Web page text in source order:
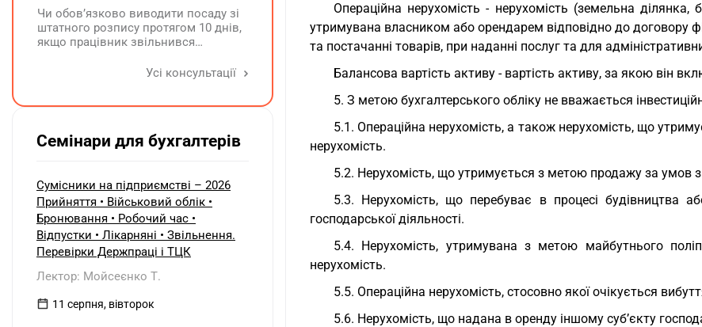
Операційна нерухомість - нерухомість (земельна
утримувана власником або орендарем відповідно до договору
та постачанні товарів, при наданні послуг та для
Балансова вартість активу - вартість активу, за якою він
5. З метою бухгалтерського обліку не вважається
5.1. Операційна нерухомість, а також нерухомість, що
нерухомість.
5.2. Нерухомість, що утримується з метою продажу за умов
5.3. Нерухомість, що перебуває в процесі будівництва
господарської діяльності.
5.4. Нерухомість, утримувана з метою майбутнього
нерухомість.
5.5. Операційна нерухомість, стосовно якої очікується
5.6. Нерухомість, що надана в оренду іншому суб’єкту
потрібно відображати отримані суми
у декларації "єдинника" за II квартал
2026 року? Чи можуть виникнути
Чи обов’язково виводити посаду зі
штатного розпису протягом 10 днів,
якщо працівник звільнився
Усі консультації
Семінари для бухгалтерів
Сумісники на підприємстві – 2026
Прийняття • Військовий облік •
Бронювання • Робочий час •
Відпустки • Лікарняні • Звільнення.
Перевірки Держпраці і ТЦК
Лектор: Мойсеєнко Т.
11 серпня, вівторок